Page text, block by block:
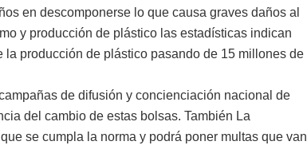
en descomponerse lo que causa graves daños al
y producción de plástico las estadísticas indican
producción de plástico pasando de 15 millones de
de difusión y concienciación nacional de
del cambio de estas bolsas. También La
se cumpla la norma y podrá poner multas que van